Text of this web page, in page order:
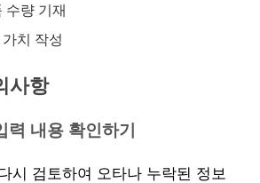
수량 기재
치 작성
사항
내용 확인하기
시 검토하여 오타나 누락된 정보